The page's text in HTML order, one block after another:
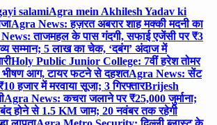
salamiAgra mein Akhilesh Yadav ki
Agra News: हज़रत अबरार शाह मक्की मदनी का
ताजमहल के पास गंदगी, सफाई एजेंसी पर ₹3
सम्मान; 5 लाख का चेक, ‘दबंग’ अंदाज में
Holy Public Junior College: 7वीं हरेश तोमर
भीषण आग, टायर फटने से दहशतAgra News: सेंट
हजार में मरवाया सूजा; 3 गिरफ्तारBrijesh
Agra News: कचरा जलाने पर ₹25,000 जुर्माना;
होने से 1.5 KM जाम; 20 नवंबर तक रहेगी